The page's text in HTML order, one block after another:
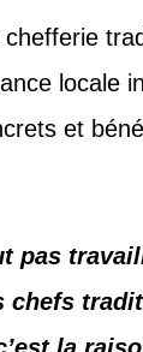
chefferie
locale
et
pas
chefs